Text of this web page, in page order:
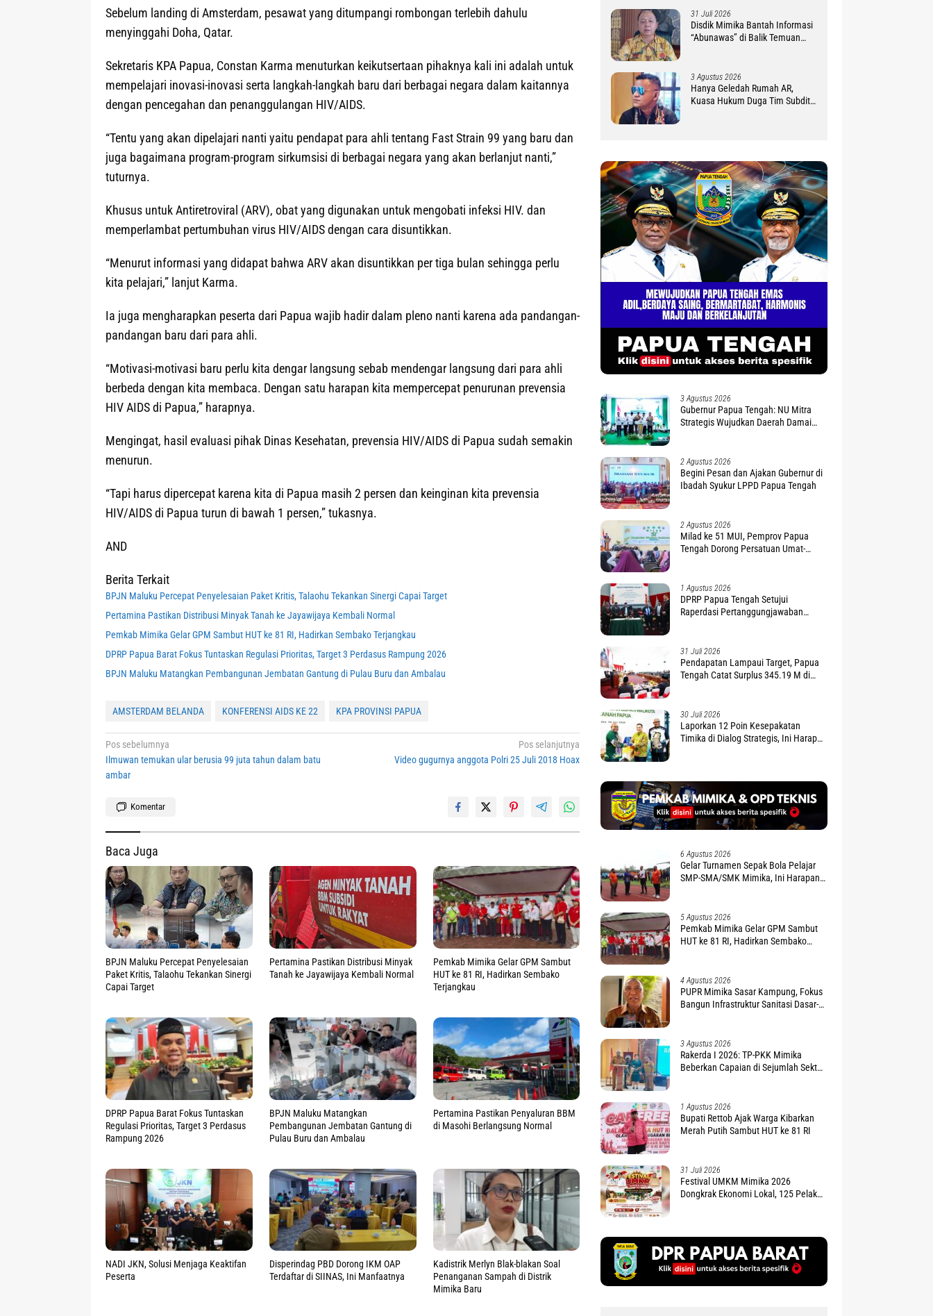
Sebelum landing di Amsterdam, pesawat yang ditumpangi rombongan terlebih dahulu
menyinggahi Doha, Qatar.
Sekretaris KPA Papua, Constan Karma menuturkan keikutsertaan pihaknya kali ini adalah untuk
mempelajari inovasi-inovasi serta langkah-langkah baru dari berbagai negara dalam kaitannya
dengan pencegahan dan penanggulangan HIV/AIDS.
“Tentu yang akan dipelajari nanti yaitu pendapat para ahli tentang Fast Strain 99 yang baru dan
juga bagaimana program-program sirkumsisi di berbagai negara yang akan berlanjut nanti,”
tuturnya.
Khusus untuk Antiretroviral (ARV), obat yang digunakan untuk mengobati infeksi HIV. dan
memperlambat pertumbuhan virus HIV/AIDS dengan cara disuntikkan.
“Menurut informasi yang didapat bahwa ARV akan disuntikkan per tiga bulan sehingga perlu
kita pelajari,” lanjut Karma.
Ia juga mengharapkan peserta dari Papua wajib hadir dalam pleno nanti karena ada pandangan-
pandangan baru dari para ahli.
“Motivasi-motivasi baru perlu kita dengar langsung sebab mendengar langsung dari para ahli
berbeda dengan kita membaca. Dengan satu harapan kita mempercepat penurunan prevensia
HIV AIDS di Papua,” harapnya.
Mengingat, hasil evaluasi pihak Dinas Kesehatan, prevensia HIV/AIDS di Papua sudah semakin
menurun.
“Tapi harus dipercepat karena kita di Papua masih 2 persen dan keinginan kita prevensia
HIV/AIDS di Papua turun di bawah 1 persen,” tukasnya.
AND
Berita Terkait
BPJN Maluku Percepat Penyelesaian Paket Kritis, Talaohu Tekankan Sinergi Capai Target
Pertamina Pastikan Distribusi Minyak Tanah ke Jayawijaya Kembali Normal
Pemkab Mimika Gelar GPM Sambut HUT ke 81 RI, Hadirkan Sembako Terjangkau
DPRP Papua Barat Fokus Tuntaskan Regulasi Prioritas, Target 3 Perdasus Rampung 2026
BPJN Maluku Matangkan Pembangunan Jembatan Gantung di Pulau Buru dan Ambalau
AMSTERDAM BELANDA KONFERENSI AIDS KE 22 KPA PROVINSI PAPUA
Navigasi
pos
Pos sebelumnya
Ilmuwan temukan ular berusia 99 juta tahun dalam batu
ambar
Pos selanjutnya
Video gugurnya anggota Polri 25 Juli 2018 Hoax
Komentar
Baca Juga
BPJN Maluku Percepat Penyelesaian
Paket Kritis, Talaohu Tekankan Sinergi
Capai Target
Pertamina Pastikan Distribusi Minyak
Tanah ke Jayawijaya Kembali Normal
Pemkab Mimika Gelar GPM Sambut
HUT ke 81 RI, Hadirkan Sembako
Terjangkau
DPRP Papua Barat Fokus Tuntaskan
Regulasi Prioritas, Target 3 Perdasus
Rampung 2026
BPJN Maluku Matangkan
Pembangunan Jembatan Gantung di
Pulau Buru dan Ambalau
Pertamina Pastikan Penyaluran BBM
di Masohi Berlangsung Normal
NADI JKN, Solusi Menjaga Keaktifan
Peserta
Disperindag PBD Dorong IKM OAP
Terdaftar di SIINAS, Ini Manfaatnya
Kadistrik Merlyn Blak-blakan Soal
Penanganan Sampah di Distrik
Mimika Baru
31 Juli 2026
Disdik Mimika Bantah Informasi
“Abunawas” di Balik Temuan
3 Agustus 2026
Hanya Geledah Rumah AR,
Kuasa Hukum Duga Tim Subdit
3 Agustus 2026
Gubernur Papua Tengah: NU Mitra
Strategis Wujudkan Daerah Damai
2 Agustus 2026
Begini Pesan dan Ajakan Gubernur di
Ibadah Syukur LPPD Papua Tengah
2 Agustus 2026
Milad ke 51 MUI, Pemprov Papua
Tengah Dorong Persatuan Umat-
1 Agustus 2026
DPRP Papua Tengah Setujui
Raperdasi Pertanggungjawaban
31 Juli 2026
Pendapatan Lampaui Target, Papua
Tengah Catat Surplus 345.19 M di
30 Juli 2026
Laporkan 12 Poin Kesepakatan
Timika di Dialog Strategis, Ini Harapan
6 Agustus 2026
Gelar Turnamen Sepak Bola Pelajar
SMP-SMA/SMK Mimika, Ini Harapan
5 Agustus 2026
Pemkab Mimika Gelar GPM Sambut
HUT ke 81 RI, Hadirkan Sembako
4 Agustus 2026
PUPR Mimika Sasar Kampung, Fokus
Bangun Infrastruktur Sanitasi Dasar-
3 Agustus 2026
Rakerda I 2026: TP-PKK Mimika
Beberkan Capaian di Sejumlah Sektor
1 Agustus 2026
Bupati Rettob Ajak Warga Kibarkan
Merah Putih Sambut HUT ke 81 RI
31 Juli 2026
Festival UMKM Mimika 2026
Dongkrak Ekonomi Lokal, 125 Pelaku